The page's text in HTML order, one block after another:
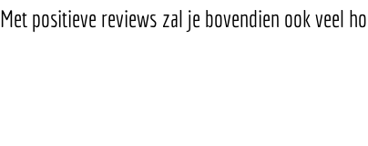
Met positieve reviews zal je bovendien ook veel